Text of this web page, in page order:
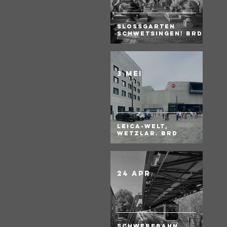
Slossgarten
Schwetsingen! BRD
Leica-Welt,
Wetzlar. BRD
3 mei
24 apr